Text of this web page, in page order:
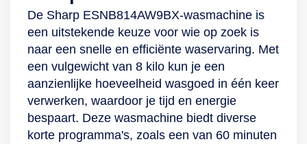
De Sharp ESNB814AW9BX-wasmachine is
een uitstekende keuze voor wie op zoek is
naar een snelle en efficiënte waservaring. Met
een vulgewicht van 8 kilo kun je een
aanzienlijke hoeveelheid wasgoed in één keer
verwerken, waardoor je tijd en energie
bespaart. Deze wasmachine biedt diverse
korte programma's, zoals een van 60 minuten